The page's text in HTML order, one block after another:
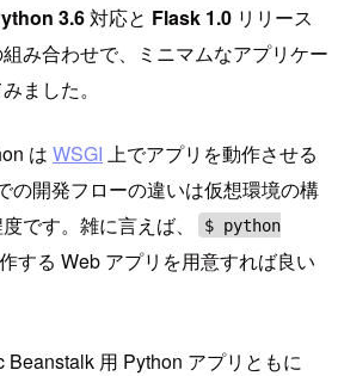
3.6対応と Flask 1.0 リリース
み合わせで、ミニマムなアプリケー
ました。
は WSGI 上でアプリを動作させる
の開発フローの違いは仮想環境の構
です。雑に言えば、
$ python
する Web アプリを用意すれば良い
Beanstalk 用 Python アプリともに